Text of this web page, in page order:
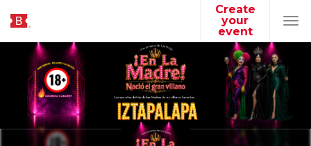
Create
your
event